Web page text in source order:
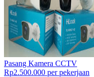
Pasang Kamera CCTV
Rp2.500.000 per pekerjaan